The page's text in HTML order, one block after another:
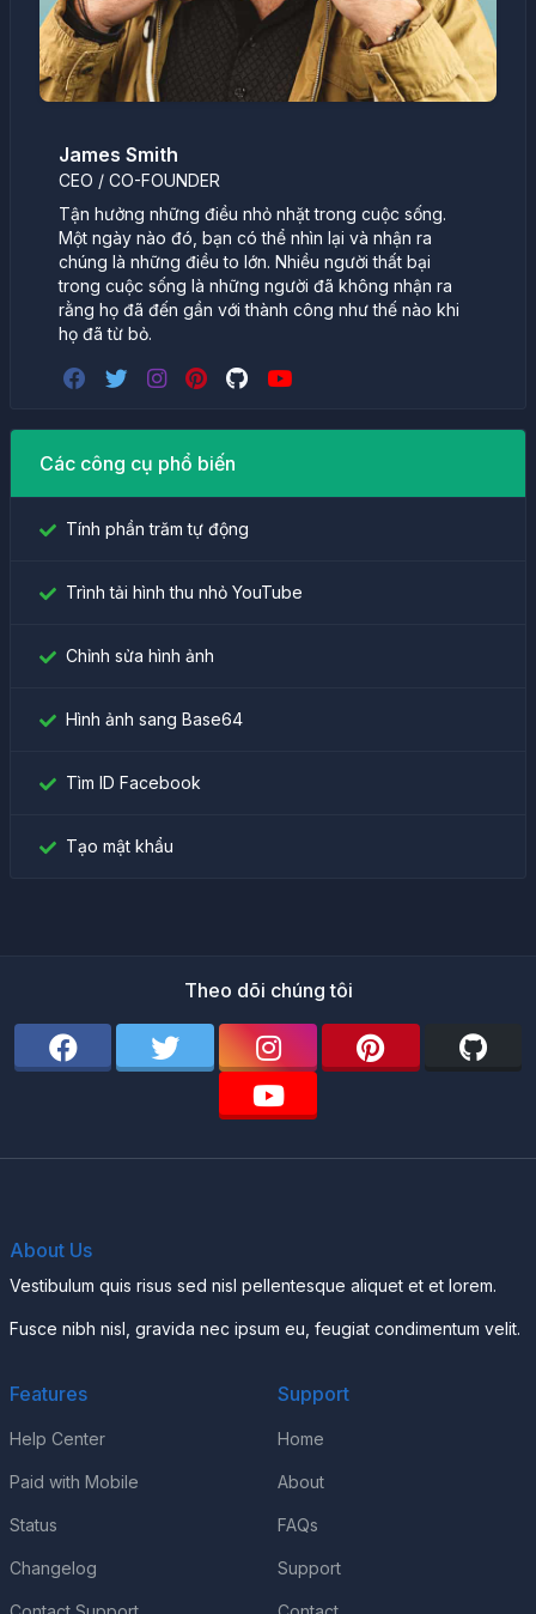
James Smith
CEO / CO-FOUNDER
Tận hưởng những điều nhỏ nhặt trong cuộc sống.
Một ngày nào đó, bạn có thể nhìn lại và nhận ra
chúng là những điều to lớn. Nhiều người thất bại
trong cuộc sống là những người đã không nhận ra
rằng họ đã đến gần với thành công như thế nào khi
họ đã từ bỏ.
Các công cụ phổ biến
Tính phần trăm tự động
Trình tải hình thu nhỏ YouTube
Chỉnh sửa hình ảnh
Hình ảnh sang Base64
Tìm ID Facebook
Tạo mật khẩu
Theo dõi chúng tôi
About Us
Vestibulum quis risus sed nisl pellentesque aliquet et et lorem.
Fusce nibh nisl, gravida nec ipsum eu, feugiat condimentum velit.
Features
Help Center
Paid with Mobile
Status
Changelog
Support
Home
About
FAQs
Support